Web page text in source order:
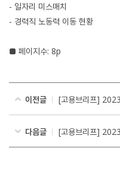
- 일자리 미스매치
- 경력직 노동력 이동 현황
■ 페이지수: 8p
이전글 [고용브리프]
다음글 [고용브리프]